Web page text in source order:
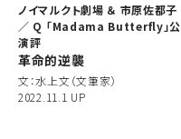
ノイマルクト劇場 ＆ 市原佐都子
／ Q 「Madama Butterfly」公
演評
革命的逆襲
文：水上文（文筆家）
2022.11.1 UP